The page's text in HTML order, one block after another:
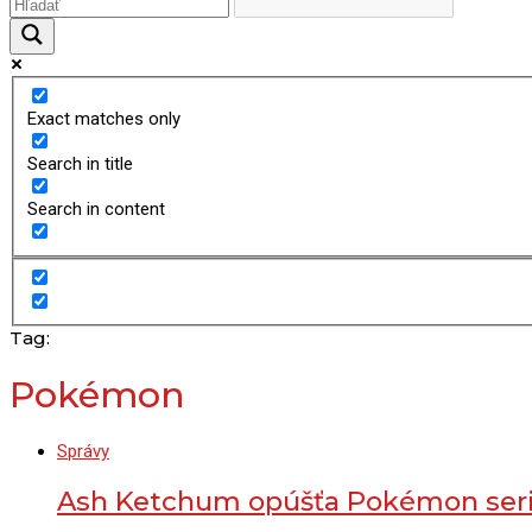
Exact matches only
Search in title
Search in content
Tag:
Pokémon
Správy
Ash Ketchum opúšťa Pokémon